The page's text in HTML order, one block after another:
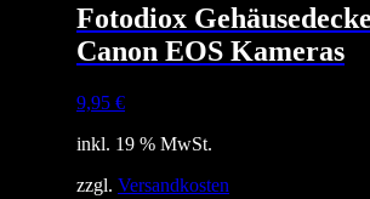
Fotodiox
Canon EOS Kameras
9,95 €
inkl. 19 % MwSt.
zzgl. Versandkosten